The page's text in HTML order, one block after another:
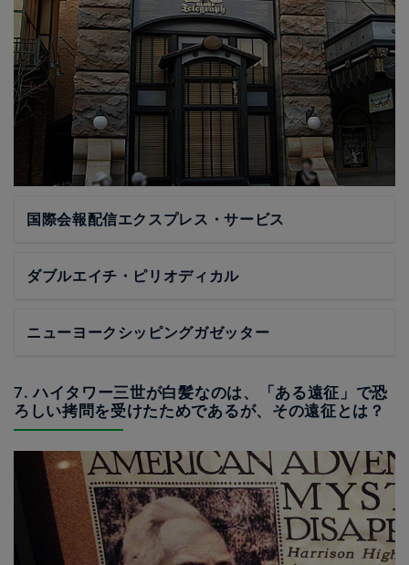
国際会報配信エクスプレス・サービス
ダブルエイチ・ピリオディカル
ニューヨークシッピングガゼッター
7. ハイタワー三世が白髪なのは、「ある遠征」で恐
ろしい拷問を受けたためであるが、その遠征とは？